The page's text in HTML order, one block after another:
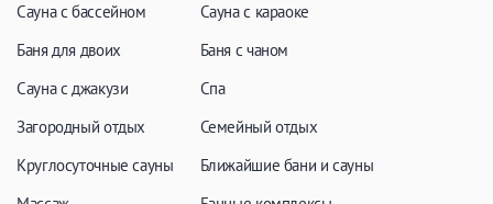
Сауна с бассейном
Баня для двоих
Сауна с джакузи
Загородный отдых
Круглосуточные сауны
Сауна с караоке
Баня с чаном
Спа
Семейный отдых
Ближайшие бани и сауны